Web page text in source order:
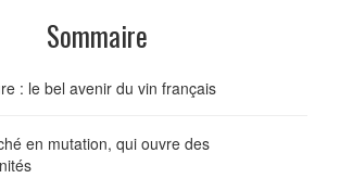
Sommaire
: le bel avenir du vin français
en mutation, qui ouvre des